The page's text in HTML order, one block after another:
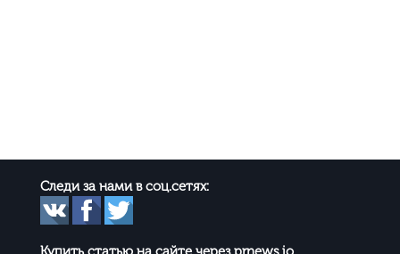
Следи за нами в соц.сетях: